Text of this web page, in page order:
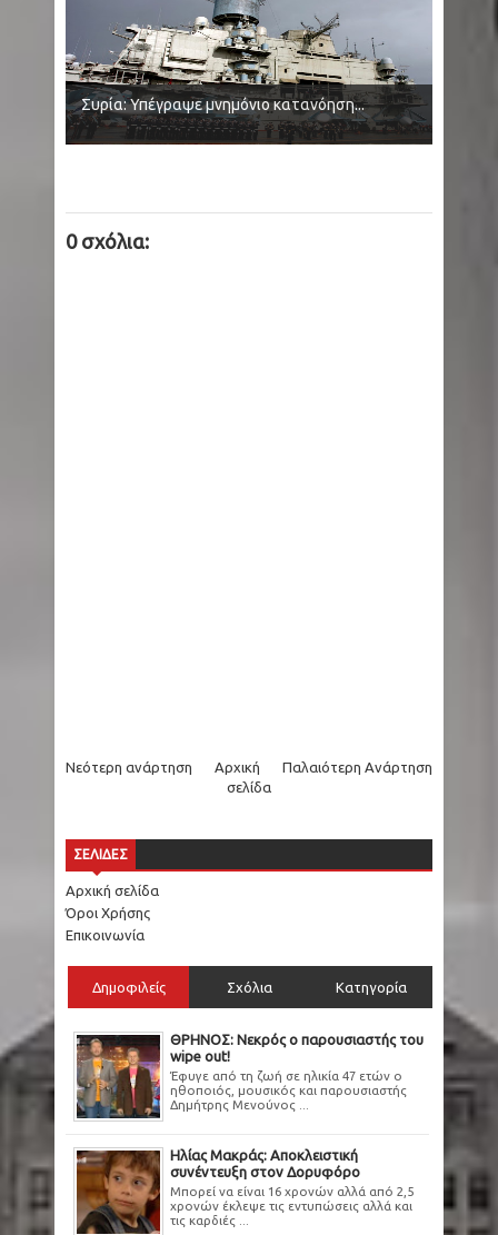
Συρία: Υπέγραψε μνημόνιο κατανόηση...
0 σχόλια:
Νεότερη ανάρτηση Παλαιότερη Ανάρτηση
Αρχική
σελίδα
ΣΕΛΙΔΕΣ
Αρχική σελίδα
Όροι Χρήσης
Επικοινωνία
Δημοφιλείς Σχόλια Κατηγορία
ΘΡΗΝΟΣ: Νεκρός ο παρουσιαστής του
wipe out!
Έφυγε από τη ζωή σε ηλικία 47 ετών ο
ηθοποιός, μουσικός και παρουσιαστής
Δημήτρης Μενούνος ...
Ηλίας Μακράς: Αποκλειστική
συνέντευξη στον Δορυφόρο
Μπορεί να είναι 16 χρονών αλλά από 2,5
χρονών έκλεψε τις εντυπώσεις αλλά και
τις καρδιές ...